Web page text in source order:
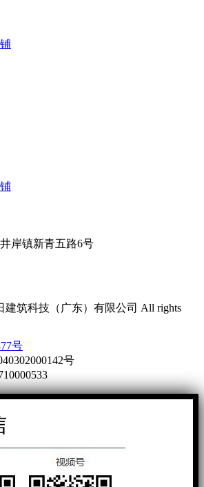
岸镇新青五路6号
建筑科技（广东）有限公司 All rights
号
号